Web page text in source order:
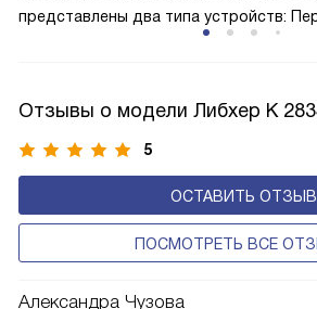
представлены два типа устройств:
с панелью, выполняющей функцию
устройства обеспечивают более
эксплуатацию и чаще всего оснащены
свежести BioFresh 0°C. Они
Prime и Peak.
Отзывы о модели Либхер K
5
ОСТАВИТЬ ОТЗЫВ
ПОСМОТРЕТЬ ВСЕ
Александра Чузова